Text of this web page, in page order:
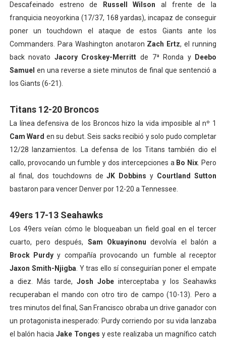
Descafeinado estreno de Russell Wilson al frente de la
franquicia neoyorkina (17/37, 168 yardas), incapaz de conseguir
poner un touchdown el ataque de estos Giants ante los
Commanders. Para Washington anotaron Zach Ertz, el running
back novato Jacory Croskey-Merrittde 7ª Ronda y
Deebo
Samuel en una reverse a siete minutos de final que sentenció a
los Giants (6-21).
Titans 12-20 Broncos
La línea defensiva de los Broncos hizo la vida imposible al nº 1
Cam Ward en su debut. Seis sacks recibió y solo pudo completar
12/28 lanzamientos. La defensa de los Titans también dio el
callo, provocando un fumble y dos intercepciones a Bo Nix . Pero
al final, dos touchdowns deJK Dobbins y Courtland Sutton
bastaron para vencer Denver por 12-20 a Tennessee.
49ers 17-13 Seahawks
Los 49ers veían cómo le bloqueaban un field goal en el tercer
cuarto, pero después, Sam Okuayinonu devolvía el balón a
Brock Purdy y compañía provocando un fumble al receptor
Jaxon Smith-Njigba . Y tras ello sí conseguirían poner el empate
a diez. Más tarde,Josh Jobeinterceptaba y los Seahawks
recuperaban el mando con otro tiro de campo (10-13). Pero a
tres minutos del final, San Francisco obraba un drive ganador con
un protagonista inesperado: Purdy corriendo por su vida lanzaba
el balón hacia Jake Tonges y este realizaba un magnífico catch